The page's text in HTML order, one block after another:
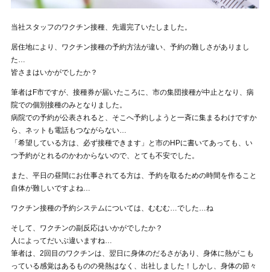
当社スタッフのワクチン接種、先週完了いたしました。
居住地により、ワクチン接種の予約方法が違い、予約の難しさがありまし
た…
皆さまはいかがでしたか？
筆者はF市ですが、接種券が届いたころに、市の集団接種が中止となり、病
院での個別接種のみとなりました。
病院での予約が公表されると、そこへ予約しようと一斉に集まるわけですか
ら、ネットも電話もつながらない…
「希望している方は、必ず接種できます」と市のHPに書いてあっても、い
つ予約がとれるのかわからないので、とても不安でした。
また、平日の昼間にお仕事されてる方は、予約を取るための時間を作ること
自体が難しいですよね…
ワクチン接種の予約システムについては、むむむ…でした…ね
そして、ワクチンの副反応はいかがでしたか？
人によってだいぶ違いますね…
筆者は、2回目のワクチンは、翌日に身体のだるさがあり、身体に熱がこも
っている感覚はあるものの発熱はなく、出社しました！しかし、身体の節々